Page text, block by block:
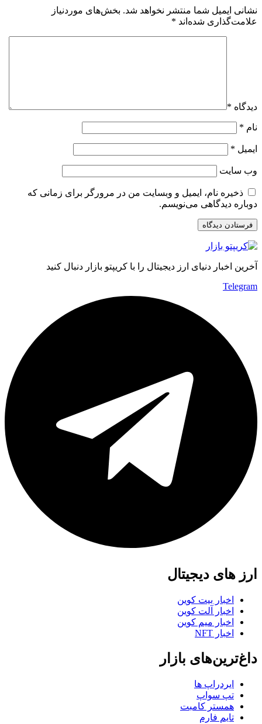
نشانی ایمیل شما منتشر نخواهد شد. بخش‌های موردنیاز
علامت‌گذاری شده‌اند *
دیدگاه *
نام *
ایمیل *
وب‌ سایت
ذخیره نام، ایمیل و وبسایت من در مرورگر برای زمانی که
دوباره دیدگاهی می‌نویسم.
آخرین اخبار دنیای ارز دیجیتال را با کریپتو بازار دنبال کنید
Telegram
ارز های دیجیتال
اخبار بیت کوین
اخبار آلت کوین
اخبار میم کوین
اخبار NFT
داغ‌ترین‌های بازار
ایردراپ ها
تپ سواپ
همستر کامبت
تایم فارم